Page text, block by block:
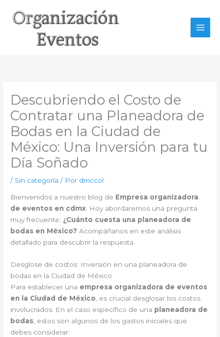
contenido
Descubriendo el Costo de
Contratar una Planeadora de
Bodas en la Ciudad de
México: Una Inversión para tu
Día Soñado
/ Sin categoría / Por dmccol
Bienvenidos a nuestro blog de Empresa organizadora
de eventos en cdmx. Hoy abordaremos una pregunta
muy frecuente: ¿Cuánto cuesta una planeadora de
bodas en México? Acompáñanos en este análisis
detallado para descubrir la respuesta.
Desglose de costos: Inversión en una planeadora de
bodas en la Ciudad de México
Para establecer una empresa organizadora de eventos
en la Ciudad de México , es crucial desglosar los costos
involucrados. En el caso específico de una planeadora de
bodas , estos son algunos de los gastos iniciales que
debes considerar: